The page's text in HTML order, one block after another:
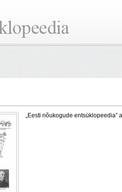
„Eesti nõukogude entsüklopeedia”